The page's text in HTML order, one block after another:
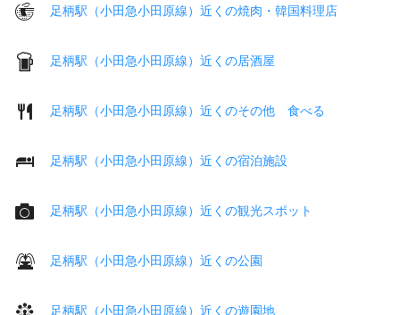
足柄駅（小田急小田原線）近くの焼肉・韓国料理店
足柄駅（小田急小田原線）近くの居酒屋
足柄駅（小田急小田原線）近くのその他 食べる
足柄駅（小田急小田原線）近くの宿泊施設
足柄駅（小田急小田原線）近くの観光スポット
足柄駅（小田急小田原線）近くの公園
足柄駅（小田急小田原線）近くの遊園地